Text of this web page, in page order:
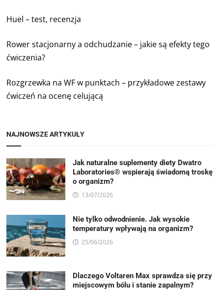
Huel – test, recenzja
Rower stacjonarny a odchudzanie – jakie są efekty tego
ćwiczenia?
Rozgrzewka na WF w punktach – przykładowe zestawy
ćwiczeń na ocenę celującą
NAJNOWSZE ARTYKUŁY
Jak naturalne suplementy diety Dwatro
Laboratories® wspierają świadomą troskę
o organizm?
13/07/2026
Nie tylko odwodnienie. Jak wysokie
temperatury wpływają na organizm?
25/06/2026
Dlaczego Voltaren Max sprawdza się przy
miejscowym bólu i stanie zapalnym?